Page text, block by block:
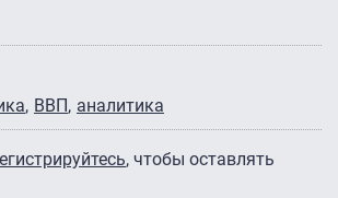
ВВП аналитика
, чтобы оставлять